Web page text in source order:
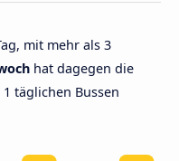
mit mehr als 3
hat dagegen die
täglichen Bussen